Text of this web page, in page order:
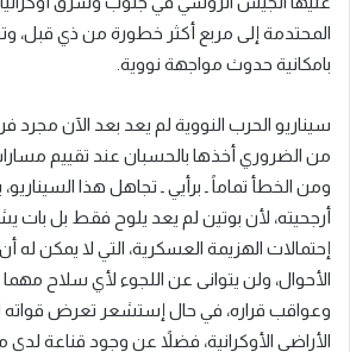
المحتدمة إلى مربع أكثر خطورة من ذي قبل،
بامكانية حدوث مواجهة نووية.
سيناريو الحرب النووية لم يعد بعد الآن
من الضروري أخذها بالحسبان عند تقييم مسارات
ومن الخطأ تماماً ـ برأيي ـ تجاهل هذا
أرجحيته، لأن بوتين لم يعد يلوح فقط بل بات
إحتمالات الهزيمة العسكرية، التي لا يمكن له
الأحوال، ولن يتوانى عن اللجوء لأي سلاح مهما
وعواقب قراره، في حال إستشعر تعرض
الأراضي الأوكرانية، فضلاً عن وجود قناعة لدى